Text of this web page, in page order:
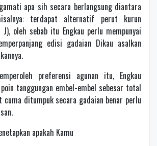
apa sih secara berlangsung diantara
terdapat alternatif perut kurun
oleh sebab itu Engkau perlu mempunyai
edisi gadaian Dikau asalkan
preferensi agunan itu, Engkau
tanggungan embel-embel sebesar total
cuma ditumpuk secara gadaian benar perlu
apakah Kamu